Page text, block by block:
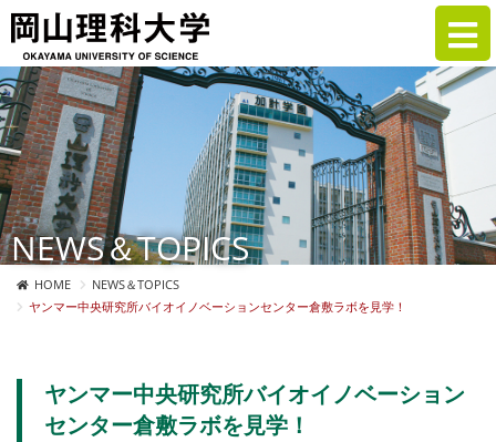
NEWS＆TOPICS
HOME
NEWS＆TOPICS
ヤンマー中央研究所バイオイノベーションセンター倉敷ラボを見学！
ヤンマー中央研究所バイオイノベーション
センター倉敷ラボを見学！